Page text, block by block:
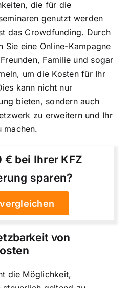
die für die
genutzt werden
das Crowdfunding. Durch
Sie eine Online-Kampagne
Familie und sogar
um die Kosten für Ihr
kann nicht nur
bieten, sondern auch
zu erweitern und Ihr
machen.
€ bei Ihrer KFZ
sparen?
von
die Möglichkeit,